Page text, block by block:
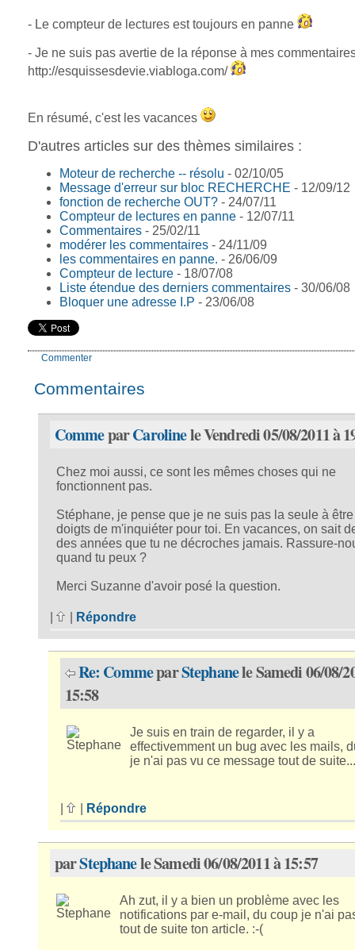
- Le compteur de lectures est toujours en panne
- Je ne suis pas avertie de la réponse à mes
http://esquissesdevie.viabloga.com/
En résumé, c'est les vacances
D'autres articles sur des thèmes similaires :
Moteur de recherche -- résolu - 02/10/05
Message d'erreur sur bloc RECHERCHE - 12/09/12
fonction de recherche OUT? - 24/07/11
Compteur de lectures en panne - 12/07/11
Commentaires - 25/02/11
modérer les commentaires - 24/11/09
les commentaires en panne. - 26/06/09
Compteur de lecture - 18/07/08
Liste étendue des derniers commentaires - 30/06/08
Bloquer une adresse I.P - 23/06/08
Commenter
Commentaires
CommeparCarolinele Vendredi 05/08/2011 à
Chez moi aussi, ce sont les mêmes choses qui ne
fonctionnent pas.
Stéphane, je pense que je ne suis pas la seule à
doigts de m'inquiéter pour toi. En vacances, on sait
des années que tu ne décroches jamais. Rassure-
quand tu peux ?
Merci Suzanne d'avoir posé la question.
Répondre
Re: CommeparStephanele Samedi 06/08/
15:58
Je suis en train de regarder, il y a
effectivemment un bug avec les mails,
je n'ai pas vu ce message tout de suite...
Répondre
parStephanele Samedi 06/08/2011 à 15:57
Ah zut, il y a bien un problème avec les
notifications par e-mail, du coup je n'ai
tout de suite ton article. :-(